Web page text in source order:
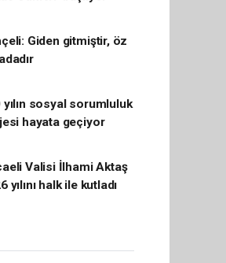
Giden gitmiştir, öz
yılın sosyal sorumluluk
hayata geçiyor
Valisi İlhami Aktaş
yılını halk ile kutladı